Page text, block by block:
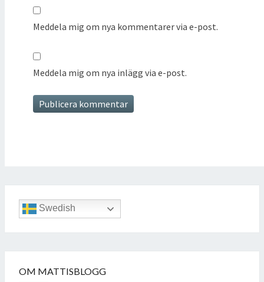
Meddela mig om nya kommentarer via e-post.
Meddela mig om nya inlägg via e-post.
Swedish
OM MATTISBLOGG